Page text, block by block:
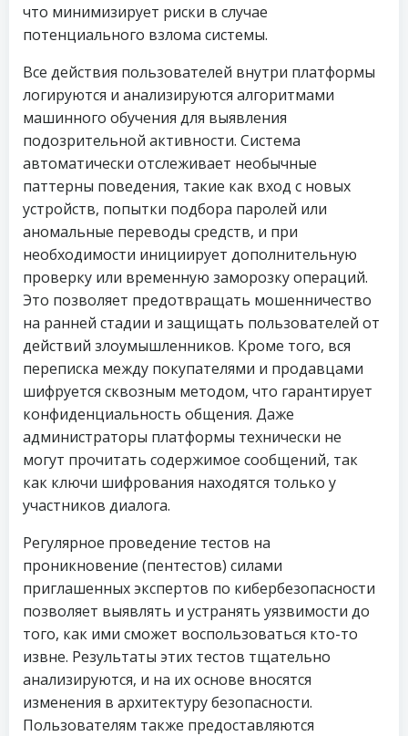
что минимизирует риски в случае
потенциального взлома системы.
Все действия пользователей внутри платформы
логируются и анализируются алгоритмами
машинного обучения для выявления
подозрительной активности. Система
автоматически отслеживает необычные
паттерны поведения, такие как вход с новых
устройств, попытки подбора паролей или
аномальные переводы средств, и при
необходимости инициирует дополнительную
проверку или временную заморозку операций.
Это позволяет предотвращать мошенничество
на ранней стадии и защищать пользователей от
действий злоумышленников. Кроме того, вся
переписка между покупателями и продавцами
шифруется сквозным методом, что гарантирует
конфиденциальность общения. Даже
администраторы платформы технически не
могут прочитать содержимое сообщений, так
как ключи шифрования находятся только у
участников диалога.
Регулярное проведение тестов на
проникновение (пентестов) силами
приглашенных экспертов по кибербезопасности
позволяет выявлять и устранять уязвимости до
того, как ими сможет воспользоваться кто-то
извне. Результаты этих тестов тщательно
анализируются, и на их основе вносятся
изменения в архитектуру безопасности.
Пользователям также предоставляются